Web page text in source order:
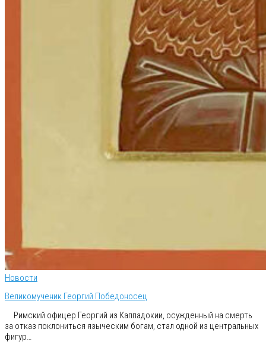
Новости
Великомученик Георгий Победоносец
Римский офицер Георгий из Каппадокии, осужденный на смерть
за отказ поклониться языческим богам, стал одной из центральных
фигур…